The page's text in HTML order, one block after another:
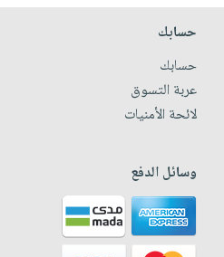
حسابك
حسابك
عربة التسوق
لائحة الأمنيات
وسائل الدفع